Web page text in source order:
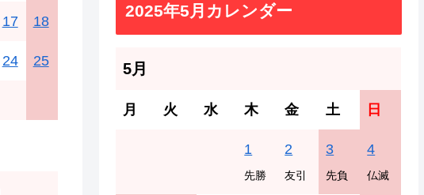
17 18
24 25
2025年5月カレンダー
5月
月 火 水 木 金 土 日
1
先勝
2
友引
3
先負
4
仏滅